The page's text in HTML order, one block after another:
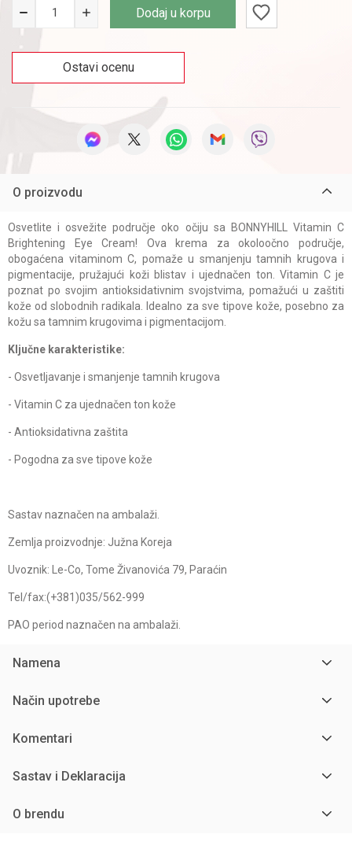
Dodaj u korpu
Ostavi ocenu
O proizvodu
Osvetlite i osvežite područje oko očiju sa BONNYHILL Vitamin C
Brightening Eye Cream! Ova krema za okoloočno područje,
obogaćena vitaminom C, pomaže u smanjenju tamnih krugova i
pigmentacije, pružajući koži blistav i ujednačen ton. Vitamin C je
poznat po svojim antioksidativnim svojstvima, pomažući u zaštiti
kože od slobodnih radikala. Idealno za sve tipove kože, posebno za
kožu sa tamnim krugovima i pigmentacijom.
Ključne karakteristike:
- Osvetljavanje i smanjenje tamnih krugova
- Vitamin C za ujednačen ton kože
- Antioksidativna zaštita
- Pogodna za sve tipove kože
Sastav naznačen na ambalaži.
Zemlja proizvodnje: Južna Koreja
Uvoznik: Le-Co, Tome Živanovića 79, Paraćin
Tel/fax:(+381)035/562-999
PAO period naznačen na ambalaži.
Namena
Način upotrebe
Komentari
Sastav i Deklaracija
O brendu